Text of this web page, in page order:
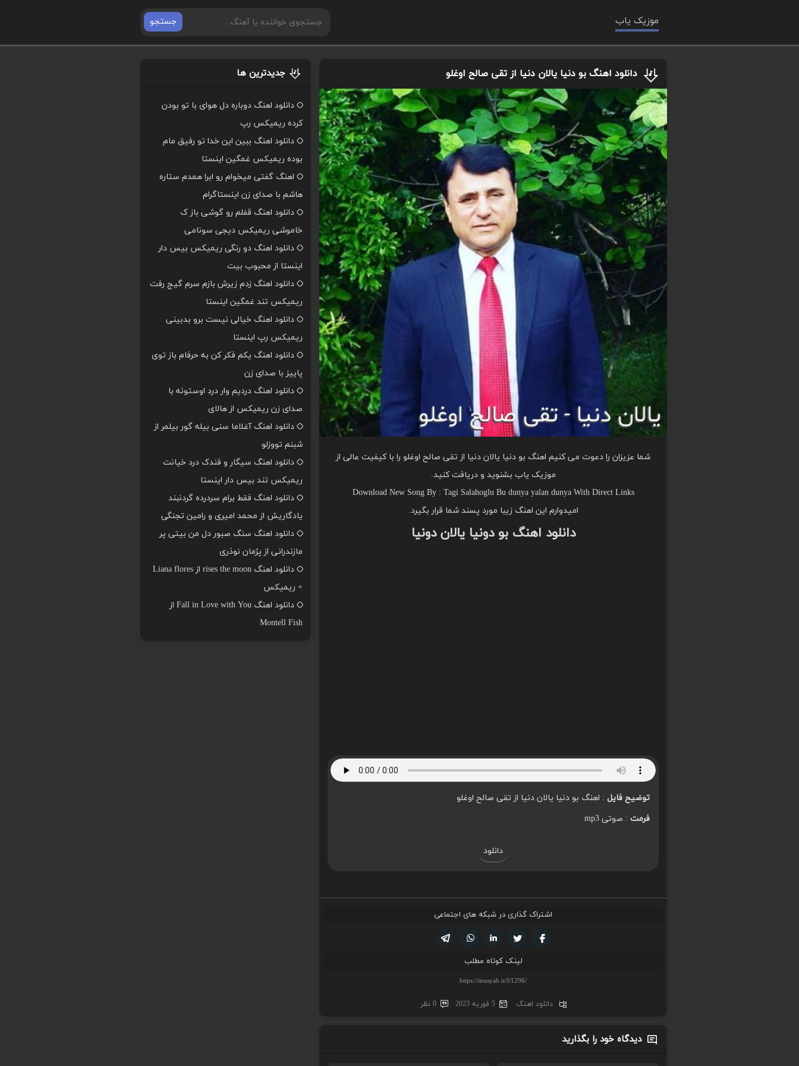
موزیک یاب جستجو
دانلود اهنگ بو دنیا یالان دنیا از تقی صالح اوغلو
شما عزیزان را دعوت می کنیم اهنگ بو دنیا یالان دنیا از تقی صالح اوغلو را با کیفیت عالی از
موزیک یاب بشنوید و دریافت کنید.
Download New Song By : Tagi Salahoglu Bu dunya yalan dunya With Direct Links
امیدوارم این اهنگ زیبا مورد پسند شما قرار بگیرد.
دانلود اهنگ بو دونیا یالان دونیا
توضیح فایل : اهنگ بو دنیا یالان دنیا از تقی صالح اوغلو
فرمت : صوتی mp3
دانلود
اشتراک گذاری در شبکه های اجتماعی
لینکدین تویتر
فیسوک
لینک کوتاه مطلب
دانلود اهنگ 5 فوریه 2023 0 نظر
دیدگاه خود را بگذارید
جدیدترین ها
دانلود اهنگ دوباره دل هوای با تو بودن
کرده ریمیکس رپ
دانلود اهنگ ببین این خدا تو رفیق مام
بوده ریمیکس غمگین اینستا
اهنگ گفتی میخوام رو ابرا همدم ستاره
هاشم با صدای زن اینستاگرام
دانلود اهنگ قفلم رو گوشی باز ک
خاموشی ریمیکس دیجی سونامی
دانلود اهنگ دو رنگی ریمیکس بیس دار
اینستا از محبوب بیت
دانلود اهنگ زدم زیرش بازم سرم گیج رفت
ریمیکس تند غمگین اینستا
دانلود اهنگ خیالی نیست برو بدبینی
ریمیکس رپ اینستا
دانلود اهنگ یکم فکر کن به حرفام باز توی
پاییز با صدای زن
دانلود اهنگ دردیم وار درد اوستونه با
صدای زن ریمیکس از هالای
دانلود اهنگ آغلاما سنی بیله گور بیلمر از
شبنم تووزلو
دانلود اهنگ سیگار و فندک درد خیانت
ریمیکس تند بیس دار اینستا
دانلود اهنگ فقط برام سردرده گردنبند
یادگاریش از محمد امیری و رامین تجنگی
دانلود اهنگ سنگ صبور دل من بیتی پر
مازندرانی از پژمان نوذری
دانلود اهنگ rises the moon از Liana flores
+ ریمیکس
دانلود اهنگ Fall in Love with You از
Montell Fish